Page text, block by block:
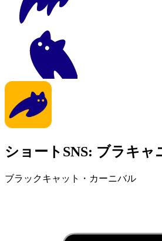
ショートSNS: ブラキャ
ブラックキャット・カーニバル